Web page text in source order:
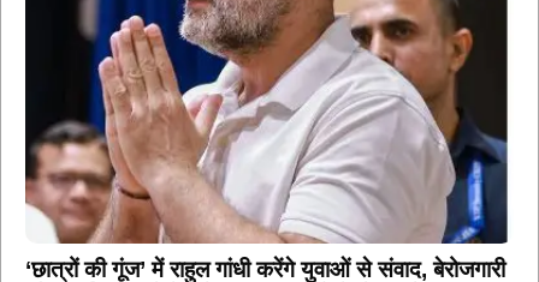
‘छात्रों की गूंज’ में राहुल गांधी करेंगे युवाओं से संवाद, बेरोजगारी